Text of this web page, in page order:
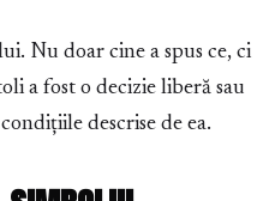
Nu doar cine a spus ce, ci
a fost o decizie liberă sau
descrise de ea.